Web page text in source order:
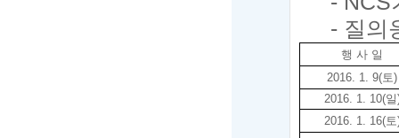
- 질의
행 사 일
2016. 1. 9(토)
2016. 1. 10(일
2016. 1. 16(토